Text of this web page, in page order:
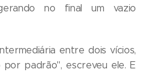
no final um vazio
entre dois vícios,
padrão", escreveu ele. E